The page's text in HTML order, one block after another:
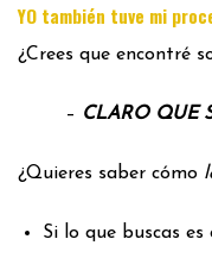
YO también tuve mi
¿Crees que encontré
– CLARO QUE
¿Quieres saber cómo
Si lo que buscas